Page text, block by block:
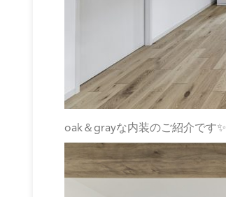
oak＆grayな内装のご紹介です✨